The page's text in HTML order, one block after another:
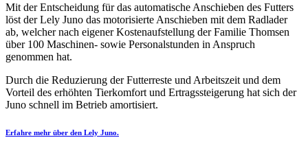
Mit der Entscheidung für das automatische Anschieben des Futters
löst der Lely Juno das motorisierte Anschieben mit dem Radlader
ab, welcher nach eigener Kostenaufstellung der Familie Thomsen
über 100 Maschinen- sowie Personalstunden in Anspruch
genommen hat.
Durch die Reduzierung der Futterreste und Arbeitszeit und dem
Vorteil des erhöhten Tierkomfort und Ertragssteigerung hat sich der
Juno schnell im Betrieb amortisiert.
Erfahre mehr über den Lely Juno.